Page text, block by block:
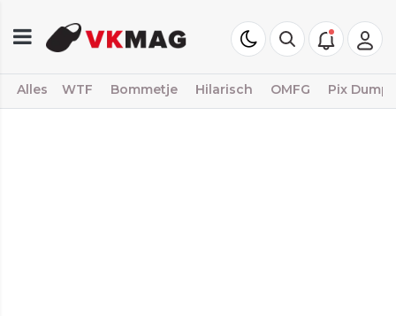
Alles WTF Bommetje Hilarisch OMFG Pix Dump